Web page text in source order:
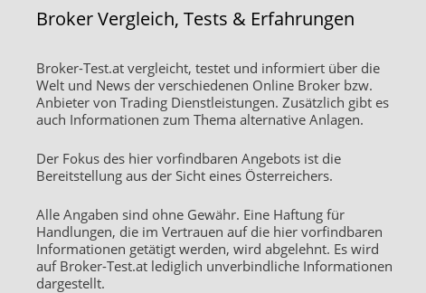
Broker Vergleich, Tests & Erfahrungen
Broker-Test.at vergleicht, testet und informiert über die
Welt und News der verschiedenen Online Broker bzw.
Anbieter von Trading Dienstleistungen. Zusätzlich gibt es
auch Informationen zum Thema alternative Anlagen.
Der Fokus des hier vorfindbaren Angebots ist die
Bereitstellung aus der Sicht eines Österreichers.
Alle Angaben sind ohne Gewähr. Eine Haftung für
Handlungen, die im Vertrauen auf die hier vorfindbaren
Informationen getätigt werden, wird abgelehnt. Es wird
auf Broker-Test.at lediglich unverbindliche Informationen
dargestellt.